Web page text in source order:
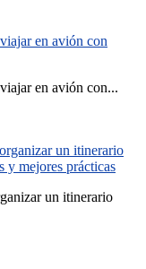
en avión con
en avión con...
un itinerario
y mejores prácticas
un itinerario